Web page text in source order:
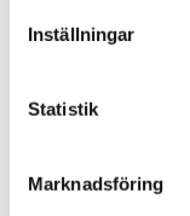
Inställningar
Statistik
Marknadsföring
50% dras av i kassan
Från 15kr